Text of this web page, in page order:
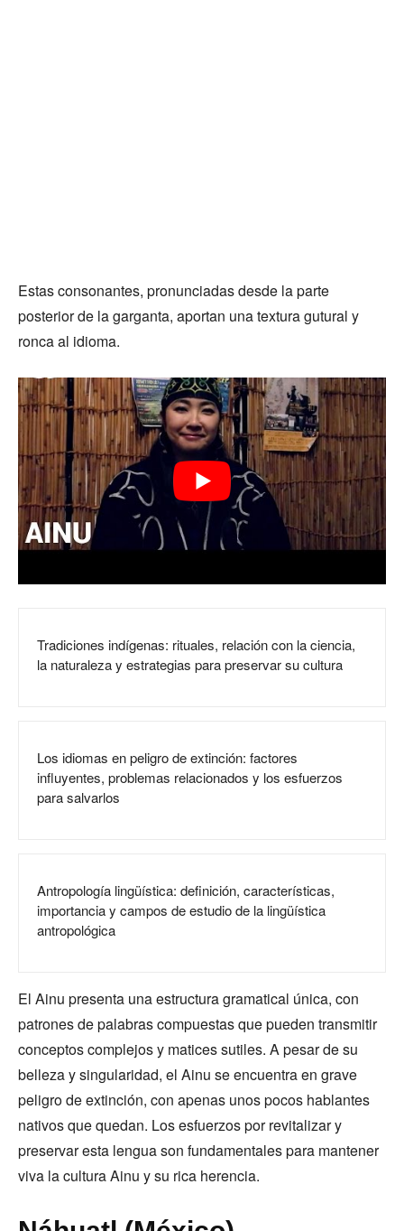
Estas consonantes, pronunciadas desde la parte
posterior de la garganta, aportan una textura gutural y
ronca al idioma.
Tradiciones indígenas: rituales, relación con la ciencia,
la naturaleza y estrategias para preservar su cultura
Los idiomas en peligro de extinción: factores
influyentes, problemas relacionados y los esfuerzos
para salvarlos
Antropología lingüística: definición, características,
importancia y campos de estudio de la lingüística
antropológica
El Ainu presenta una estructura gramatical única, con
patrones de palabras compuestas que pueden transmitir
conceptos complejos y matices sutiles. A pesar de su
belleza y singularidad, el Ainu se encuentra en grave
peligro de extinción, con apenas unos pocos hablantes
nativos que quedan. Los esfuerzos por revitalizar y
preservar esta lengua son fundamentales para mantener
viva la cultura Ainu y su rica herencia.